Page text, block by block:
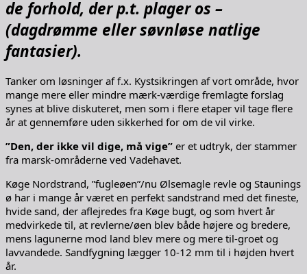
de forhold, der p.t. plager os –
(dagdrømme eller søvnløse natlige
fantasier).
Tanker om løsninger af f.x. Kystsikringen af vort område, hvor
mange mere eller mindre mærk-værdige fremlagte forslag
synes at blive diskuteret, men som i flere etaper vil tage flere
år at gennemføre uden sikkerhed for om de vil virke.
”Den, der ikke vil dige, må vige” er et udtryk, der stammer
fra marsk-områderne ved Vadehavet.
Køge Nordstrand, ”fugleøen”/nu Ølsemagle revle og Staunings
ø har i mange år været en perfekt sandstrand med det fineste,
hvide sand, der aflejredes fra Køge bugt, og som hvert år
medvirkede til, at revlerne/øen blev både højere og bredere,
mens lagunerne mod land blev mere og mere til-groet og
lavvandede. Sandfygning lægger 10-12 mm til i højden hvert
år.